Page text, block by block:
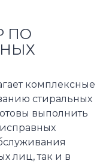
ПО
комплексные
стиральных
выполнить
лиц, так и в